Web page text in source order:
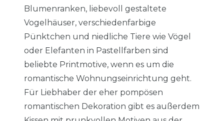
Blumenranken, liebevoll gestaltete
Vogelhäuser, verschiedenfarbige
Pünktchen und niedliche Tiere wie Vögel
oder Elefanten in Pastellfarben sind
beliebte Printmotive, wenn es um die
romantische Wohnungseinrichtung geht.
Für Liebhaber der eher pompösen
romantischen Dekoration gibt es außerdem